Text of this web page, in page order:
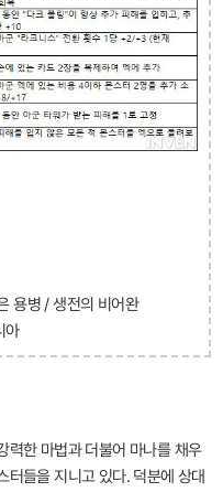
용병 / 생전의 비어완
아
력한 마법과 더불어 마나를 채우
터들을 지니고 있다. 덕분에 상대